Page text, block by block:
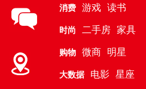
消费 游戏 读书
时尚 二手房 家具
购物 微商 明星
大数据 电影 星座